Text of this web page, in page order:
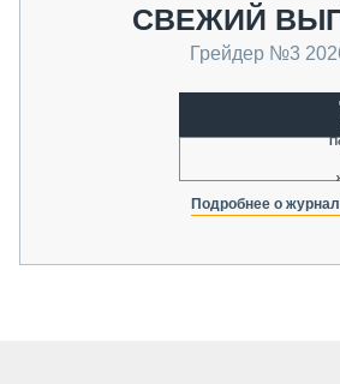
СВЕЖИЙ
Грейдер №3
Подробнее о